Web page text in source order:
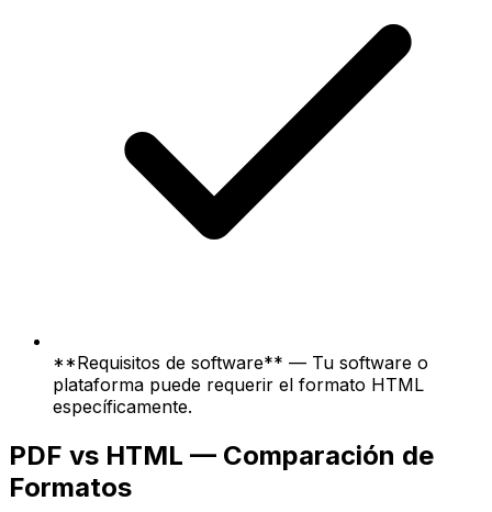
**Requisitos de software** — Tu software o
plataforma puede requerir el formato HTML
específicamente.
PDF vs HTML — Comparación de
Formatos